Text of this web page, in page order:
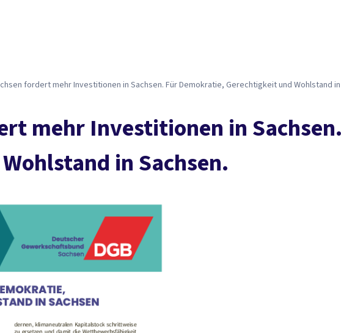
fordert mehr Investitionen in Sachsen. Für Demokratie, Gerechtigkeit und Wohlstand
mehr Investitionen in
in Sachsen.